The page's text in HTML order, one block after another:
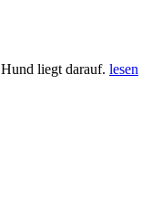
liegt darauf. lesen